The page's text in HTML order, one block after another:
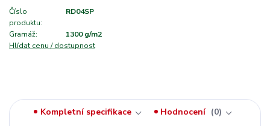
Číslo
produktu:
RD04SP
Gramáž:
1300 g/m2
Hlídat cenu / dostupnost
Kompletní specifikace Hodnocení
0